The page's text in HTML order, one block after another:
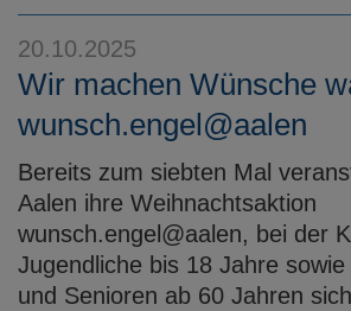
20.10.2025
Wir machen Wünsche
wunsch.engel@aalen
Bereits zum siebten Mal
Aalen ihre Weihnachtsaktion
wunsch.engel@aalen, bei der
Jugendliche bis 18 Jahre
und Senioren ab 60 Jahren